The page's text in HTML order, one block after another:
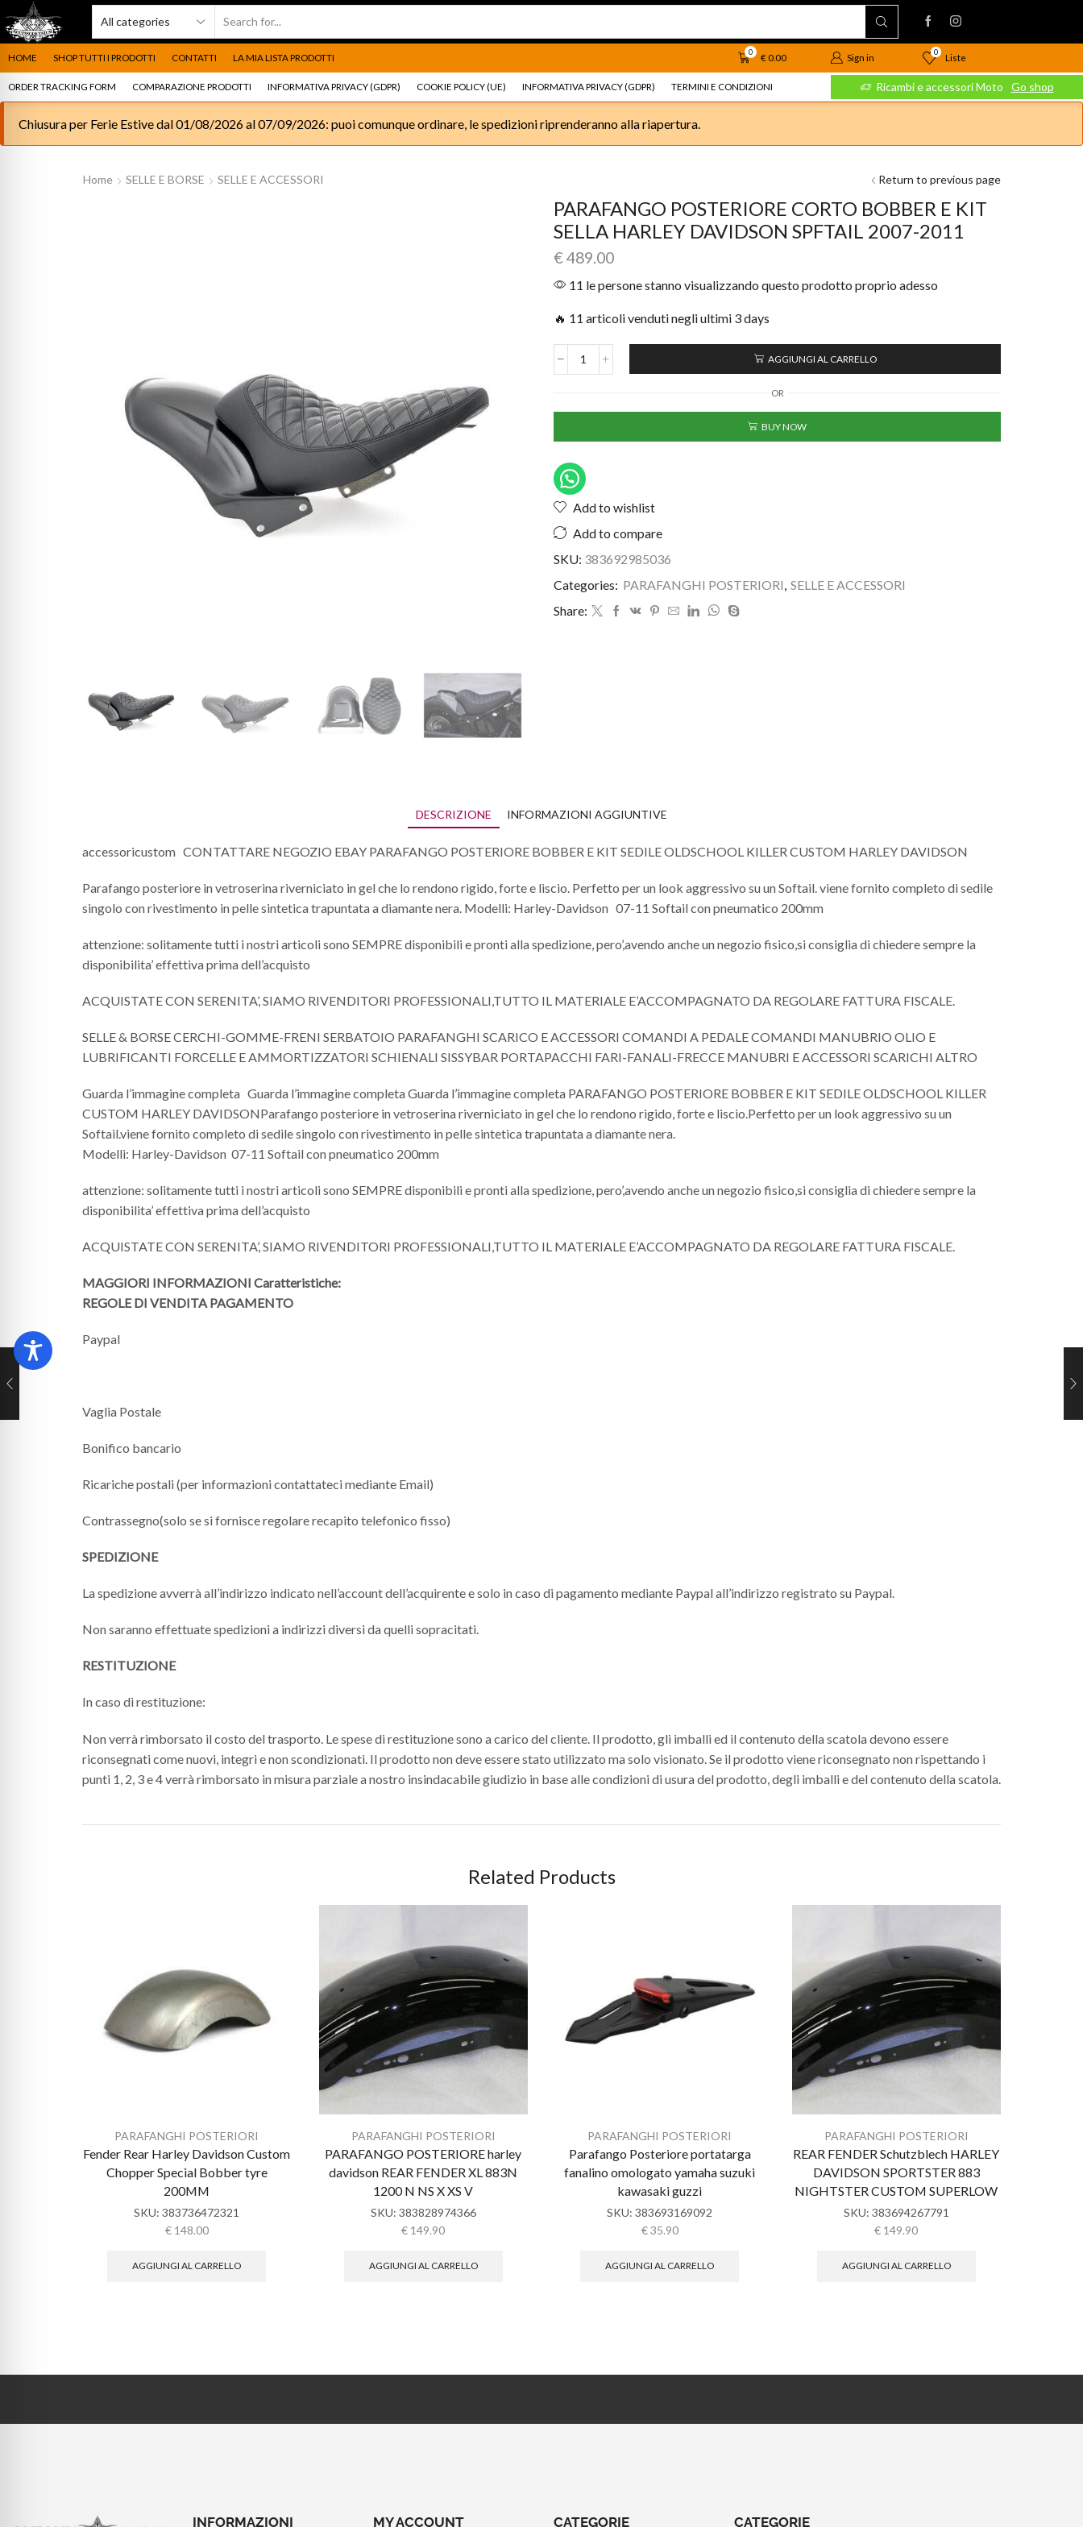
HOME SHOP TUTTI I PRODOTTI CONTATTI LA MIA LISTA PRODOTTI
0
€0.00 Sign in
0
Liste
ORDER TRACKING FORM COMPARAZIONE PRODOTTI INFORMATIVA PRIVACY (GDPR) COOKIE POLICY (UE) INFORMATIVA PRIVACY (GDPR) TERMINI E CONDIZIONI
Ricambi e accessori Moto Go shop Ricambi e accessori Moto Go shop Ricambi e accessori Moto Go shop
Chiusura per Ferie Estive dal 01/08/2026 al 07/09/2026: puoi comunque ordinare, le spedizioni riprenderanno alla riapertura.
Home SELLE E BORSE SELLE E ACCESSORI Return to previous page
PARAFANGO POSTERIORE CORTO BOBBER E KIT
SELLA HARLEY DAVIDSON SPFTAIL 2007-2011
€ 489.00
11 le persone stanno visualizzando questo prodotto proprio adesso
🔥 11 articoli venduti negli ultimi 3 days
AGGIUNGI AL CARRELLO
OR
BUY NOW
Add to wishlist
Add to compare
SKU: 383692985036
Categories: PARAFANGHI POSTERIORI, SELLE E ACCESSORI
Share:
DESCRIZIONE INFORMAZIONI AGGIUNTIVE
accessoricustom CONTATTARE NEGOZIO EBAY PARAFANGO POSTERIORE BOBBER E KIT SEDILE OLDSCHOOL KILLER CUSTOM HARLEY DAVIDSON
Parafango posteriore in vetroserina riverniciato in gel che lo rendono rigido, forte e liscio. Perfetto per un look aggressivo su un Softail. viene fornito completo di sedile
singolo con rivestimento in pelle sintetica trapuntata a diamante nera. Modelli: Harley-Davidson 07-11 Softail con pneumatico 200mm
attenzione: solitamente tutti i nostri articoli sono SEMPRE disponibili e pronti alla spedizione, pero’,avendo anche un negozio fisico,si consiglia di chiedere sempre la
disponibilita’ effettiva prima dell’acquisto
ACQUISTATE CON SERENITA’, SIAMO RIVENDITORI PROFESSIONALI,TUTTO IL MATERIALE E’ACCOMPAGNATO DA REGOLARE FATTURA FISCALE.
SELLE & BORSE CERCHI-GOMME-FRENI SERBATOIO PARAFANGHI SCARICO E ACCESSORI COMANDI A PEDALE COMANDI MANUBRIO OLIO E
LUBRIFICANTI FORCELLE E AMMORTIZZATORI SCHIENALI SISSYBAR PORTAPACCHI FARI-FANALI-FRECCE MANUBRI E ACCESSORI SCARICHI ALTRO
Guarda l’immagine completa Guarda l’immagine completa Guarda l’immagine completa PARAFANGO POSTERIORE BOBBER E KIT SEDILE OLDSCHOOL KILLER
CUSTOM HARLEY DAVIDSONParafango posteriore in vetroserina riverniciato in gel che lo rendono rigido, forte e liscio.Perfetto per un look aggressivo su un
Softail.viene fornito completo di sedile singolo con rivestimento in pelle sintetica trapuntata a diamante nera.
Modelli: Harley-Davidson 07-11 Softail con pneumatico 200mm
attenzione: solitamente tutti i nostri articoli sono SEMPRE disponibili e pronti alla spedizione, pero’,avendo anche un negozio fisico,si consiglia di chiedere sempre la
disponibilita’ effettiva prima dell’acquisto
ACQUISTATE CON SERENITA’, SIAMO RIVENDITORI PROFESSIONALI,TUTTO IL MATERIALE E’ACCOMPAGNATO DA REGOLARE FATTURA FISCALE.
MAGGIORI INFORMAZIONI Caratteristiche:
REGOLE DI VENDITA PAGAMENTO
Paypal
Vaglia Postale
Bonifico bancario
Ricariche postali (per informazioni contattateci mediante Email)
Contrassegno(solo se si fornisce regolare recapito telefonico fisso)
SPEDIZIONE
La spedizione avverrà all’indirizzo indicato nell’account dell’acquirente e solo in caso di pagamento mediante Paypal all’indirizzo registrato su Paypal.
Non saranno effettuate spedizioni a indirizzi diversi da quelli sopracitati.
RESTITUZIONE
In caso di restituzione:
Non verrà rimborsato il costo del trasporto. Le spese di restituzione sono a carico del cliente. Il prodotto, gli imballi ed il contenuto della scatola devono essere
riconsegnati come nuovi, integri e non scondizionati. Il prodotto non deve essere stato utilizzato ma solo visionato. Se il prodotto viene riconsegnato non rispettando i
punti 1, 2, 3 e 4 verrà rimborsato in misura parziale a nostro insindacabile giudizio in base alle condizioni di usura del prodotto, degli imballi e del contenuto della scatola.
Related Products
PARAFANGHI POSTERIORI
Fender Rear Harley Davidson Custom
Chopper Special Bobber tyre
200MM
SKU:383736472321
€148.00
AGGIUNGI AL CARRELLO
PARAFANGHI POSTERIORI
PARAFANGO POSTERIORE harley
davidson REAR FENDER XL 883N
1200 N NS X XS V
SKU: 383828974366
€ 149.90
AGGIUNGI AL CARRELLO
PARAFANGHI POSTERIORI
Parafango Posteriore portatarga
fanalino omologato yamaha suzuki
kawasaki guzzi
SKU:383693169092
€35.90
AGGIUNGI AL CARRELLO
PARAFANGHI POSTERIORI
REAR FENDER Schutzblech HARLEY
DAVIDSON SPORTSTER 883
NIGHTSTER CUSTOM SUPERLOW
SKU: 383694267791
€ 149.90
AGGIUNGI AL CARRELLO
INFORMAZIONI MY ACCOUNT CATEGORIE CATEGORIE